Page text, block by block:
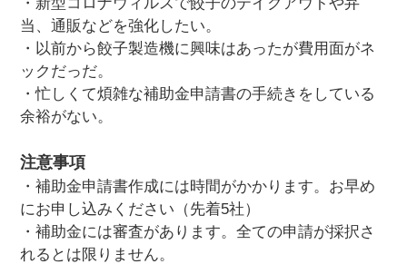
当、通販などを強化したい。
・以前から餃子製造機に興味はあったが費用面がネ
ックだっだ。
・忙しくて煩雑な補助金申請書の手続きをしている
余裕がない。
注意事項
・補助金申請書作成には時間がかかります。お早め
にお申し込みください（先着5社）
・補助金には審査があります。全ての申請が採択さ
れるとは限りません。